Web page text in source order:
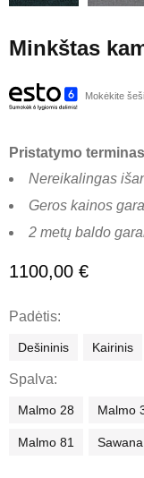
Minkštas
Mokėkite
Pristatymo
Nereikalingas
Geros kainos
2 metų baldo
1100,00 €
Padėtis
Dešininis Kairinis
Spalva
Malmo 28 Malmo
Malmo 81 Sawana